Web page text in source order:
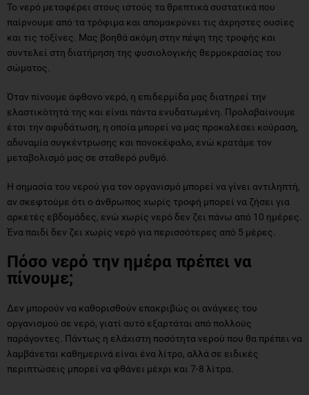
Το νερό μεταφέρει στους ιστούς τα θρεπτικά συστατικά που
παίρνουμε από τα τρόφιμα και απομακρύνει τις άχρηστες ουσίες
και τις τοξίνες. Μας βοηθά ακόμη στην πέψη της τροφής και
συντελεί στη διατήρηση της φυσιολογικής θερμοκρασίας του
σώματος.
Όταν πίνουμε άφθονο νερό, η επιδερμίδα μας διατηρεί την
ελαστικότητά της και είναι πάντα ενυδατωμένη. Προλαβαίνουμε
έτσι την αφυδάτωση, η οποία μπορεί να μας προκαλέσει κούραση,
αδυναμία συγκέντρωσης και πονοκέφαλο, ενώ κρατάμε τον
μεταβολισμό μας σε σταθερό ρυθμό.
Η σημασία του νερού για τον οργανισμό μπορεί να γίνει αντιληπτή,
αν σκεφτούμε ότι ο άνθρωπος χωρίς τροφή μπορεί να ζήσει για
αρκετές εβδομάδες, ενώ χωρίς νερό δεν ζει πάνω από 10 ημέρες.
Ένα παιδί δεν ζει χωρίς νερό για περισσότερες από 5 μέρες.
Πόσο νερό την ημέρα πρέπει να
πίνουμε;
Δεν μπορούν να καθορισθούν επακριβώς οι ανάγκες του
οργανισμού σε νερό, γιατί αυτό εξαρτάται από πολλούς
παράγοντες. Πάντως η ελάχιστη ποσότητα νερού που θα πρέπει να
λαμβάνεται καθημερινά είναι ένα λίτρο, αλλά σε ειδικές
περιπτώσεις μπορεί να φθάνει μέχρι και 7-8 λίτρα.